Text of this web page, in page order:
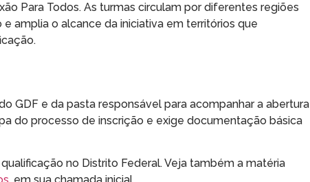
Para Todos. As turmas circulam por diferentes regiões
amplia o alcance da iniciativa em territórios que
GDF e da pasta responsável para acompanhar a abertura
do processo de inscrição e exige documentação básica
no Distrito Federal. Veja também a matéria